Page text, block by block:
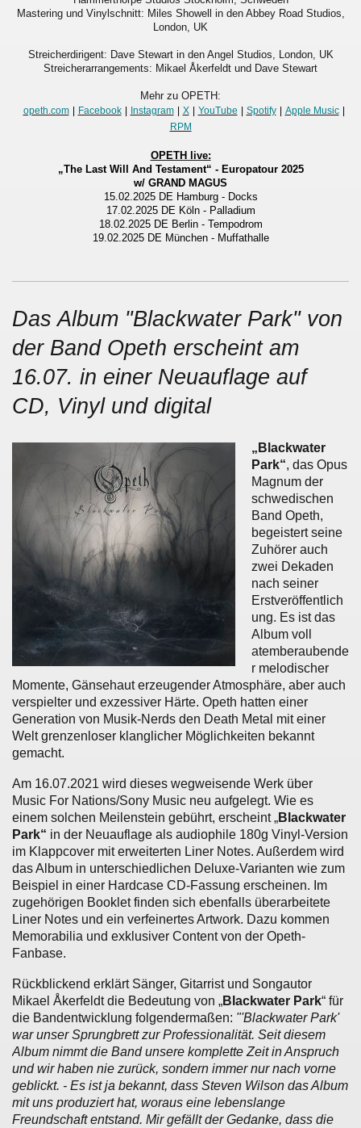
Mastering und Vinylschnitt: Miles Showell in den Abbey Road Studios,
London, UK
Streicherdirigent: Dave Stewart in den Angel Studios, London, UK
Streicherarrangements: Mikael Åkerfeldt und Dave Stewart
Mehr zu OPETH:
opeth.com | Facebook | Instagram | X | YouTube | Spotify | Apple Music |
RPM
OPETH live:
„The Last Will And Testament“ - Europatour 2025
w/ GRAND MAGUS
15.02.2025 DE Hamburg - Docks
17.02.2025 DE Köln - Palladium
18.02.2025 DE Berlin - Tempodrom
19.02.2025 DE München - Muffathalle
Das Album "Blackwater Park" von
der Band Opeth erscheint am
16.07. in einer Neuauflage auf
CD, Vinyl und digital
„Blackwater
Park“, das Opus
Magnum der
schwedischen
Band Opeth,
begeistert seine
Zuhörer auch
zwei Dekaden
nach seiner
Erstveröffentlich
ung. Es ist das
Album voll
atemberaubende
r melodischer
Momente, Gänsehaut erzeugender Atmosphäre, aber auch
verspielter und exzessiver Härte. Opeth hatten einer
Generation von Musik-Nerds den Death Metal mit einer
Welt grenzenloser klanglicher Möglichkeiten bekannt
gemacht.
Am 16.07.2021 wird dieses wegweisende Werk über
Music For Nations/Sony Music neu aufgelegt. Wie es
einem solchen Meilenstein gebührt, erscheint „Blackwater
Park“ in der Neuauflage als audiophile 180g Vinyl-Version
im Klappcover mit erweiterten Liner Notes. Außerdem wird
das Album in unterschiedlichen Deluxe-Varianten wie zum
Beispiel in einer Hardcase CD-Fassung erscheinen. Im
zugehörigen Booklet finden sich ebenfalls überarbeitete
Liner Notes und ein verfeinertes Artwork. Dazu kommen
Memorabilia und exklusiver Content von der Opeth-
Fanbase.
Rückblickend erklärt Sänger, Gitarrist und Songautor
Mikael Åkerfeldt die Bedeutung von „Blackwater Park“ für
die Bandentwicklung folgendermaßen: "'Blackwater Park'
war unser Sprungbrett zur Professionalität. Seit diesem
Album nimmt die Band unsere komplette Zeit in Anspruch
und wir haben nie zurück, sondern immer nur nach vorne
geblickt. - Es ist ja bekannt, dass Steven Wilson das Album
mit uns produziert hat, woraus eine lebenslange
Freundschaft entstand. Mir gefällt der Gedanke, dass die